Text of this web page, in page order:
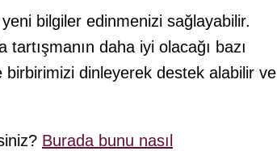
bilgiler edinmenizi sağlayabilir.
daha iyi olacağı bazı
birbirimizi dinleyerek destek alabilir ve
Burada bunu nasıl